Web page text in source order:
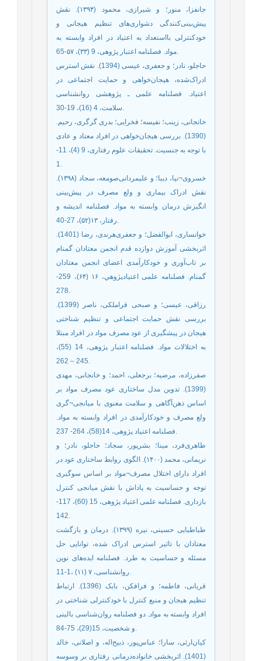
جانفزا، منور؛ و شیرازی، محمود (۱۳۹۴). نقش
پیش‌بینی‌کنندگی دشواری‌های تنظیم هیجانی و
خودکنترلی بااستعداد به اعتیاد در افراد وابسته به
مواد. فصلنامه اعتبار پژوهی، 9 (۳۳)، ۵۷-65.
حاجلو، نادر؛ و جعفری، عیسی (1394). نقش استرس
ادراک‌شده، هیجان‌خواهی و حمایت اجتماعی در
اعتیاد. فصلنامه علمی ـ پژوهشی روانشناسی
سلامت، 4 (16)، 19-30.
خانجانی، زینب؛ نفیسه؛ فخرایی؛ بدری گرگری، رحیم.
(1390). بررسی هیجان‌خواهی در افراد معتاد و عادی
با توجه به جنسیت. تحقیقات علوم رفتاری، 9 (4)، 11-
1.
خسروی¬نیا، دیبا؛ و علیمردانی‌صومعه، سجاد (۱۳۹۸).
نقش ادراک بیماری و ولع مصرف در پیش‌بینی
انگیزش درمان وابسته به مواد. فصلنامه اندیشه و
رفتار، ۱۳(۵۲)، 27-40.
خوانساری، ابوالفضل؛ و جعفری‌هرندی، رضا (1401).
اثربخشی آموزش دوازده قدم انجمن معتادان گمنام
بر تاب‌آوری و خودکارآمدی اعضای انجمن معتادان
گمنام. فصلنامه علمی اعتيادپژوهي، ۱۶ (۶۴)، 259-
278.
رزاقی، عیسی؛ و صبحی قراملکی، ناصر (1399).
بررسی نقش حمایت اجتماعی و تنظیم شناختی
هیجان در پیشگیری از عود مصرف مواد در افراد مبتلا
به اختلالات مواد. فصلنامه اعتبار پژوهی، 14 (55)،
245 – 262.
صفرزاده، مرضیه؛ برجعلی، احمد؛ و خانجانی، مهدی
(1399). تدوین مدل ساختاری عود مصرف مواد بر
اساس ذهن‌آگاهی و سلامت معنوی با میانجی¬گری
ولع مصرف و خودکارآمدی در افراد وابسته به مواد.
فصلنامه اعتیاد پژوهی، 14(58)، 264- 237.
طاهری‌فرد، مینا؛ بشرپور، سجاد؛ حاجلو، نادر؛ و
نریمانی، محمد (۱۴۰۰). الگوی روابط ساختاری عود در
افراد دارای اختلال مصرف¬مواد بر اساس سوگیری
توجه و حساسیت به پاداش با نقش میانجی کنترل
بازداری. فصلنامه علمی اعتیاد پژوهی، 15 (60)، 117-
142.
طباطبایی حسینی، نیره (۱۳۹۹). درمان و بازگشت
معتادان با تاثیر استرس ادراک شده، توانایی حل
مسئله و حساسیت به طرد. فصلنامه ایده‌های نوین
روانشناسی، ۷ (۱۱) ،1-11.
قربانی، فاطمه؛ و فرافکن، بابک (1396). ارتباط
تنظیم هیجان و منبع کنترل با خودکنترلی شناختی در
افراد وابسته به مواد. دو فصلنامه روان‌شناسی بالینی
و شخصیت، 15(29)، 75-84.
کیان‌ارثی، سارا؛ عباس‌پور، ذبیح‌اله، و اصلانی، خالد
(1401). اثربخشی خانواده‌درمانی رفتاری بر وسوسه